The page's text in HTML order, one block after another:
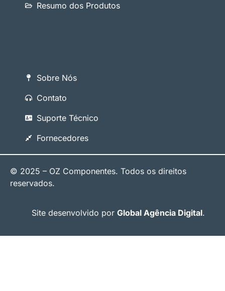
Resumo dos Produtos
Sobre Nós
Contato
Suporte Técnico
Fornecedores
© 2025 – OZ Componentes. Todos os direitos
reservados.
Site desenvolvido por Global Agência Digital.